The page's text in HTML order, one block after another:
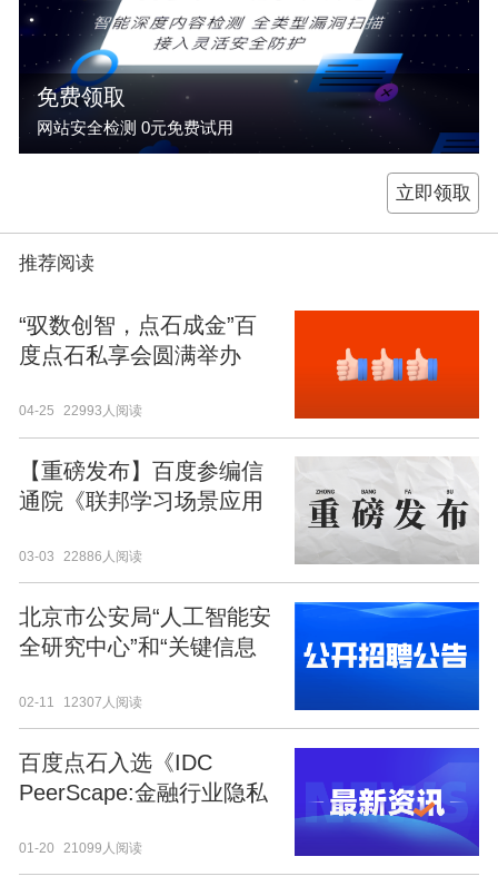
免费领取
网站安全检测 0元免费试用
立即领取
推荐阅读
“驭数创智，点石成金”百
度点石私享会圆满举办
04-25 22993人阅读
【重磅发布】百度参编信
通院《联邦学习场景应用
03-03 22886人阅读
北京市公安局“人工智能安
全研究中心”和“关键信息
公开招聘工作人员
02-11 12307人阅读
百度点石入选《IDC
PeerScape:金融行业隐私
功案例
01-20 21099人阅读